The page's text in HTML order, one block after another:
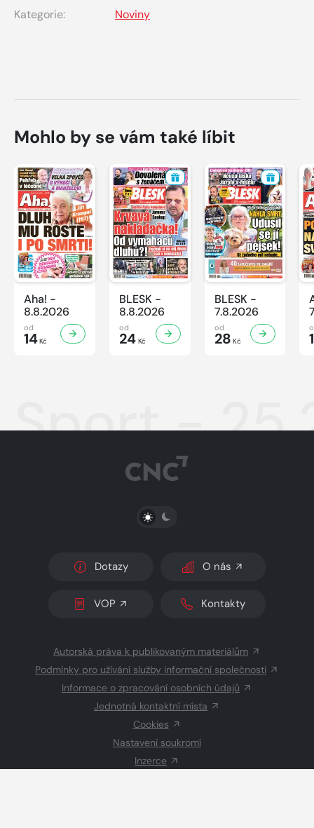
Kategorie:
Noviny
Mohlo by se vám také líbit
Aha! -
8.8.2026
od
14Kč
BLESK -
8.8.2026
od
24Kč
BLESK -
7.8.2026
od
28 Kč
Sport -
PŘEPNOUT SVĚTLÝ/TMAVÝ REŽIM
Dotazy O nás
VOP Kontakty
Autorská práva k publikovaným materiálům
Podmínky pro užívání služby informační společnosti
Informace o zpracování osobních údajů
Jednotná kontaktní místa
Cookies
Nastavení soukromí
Inzerce